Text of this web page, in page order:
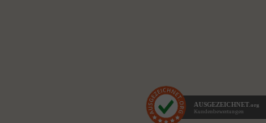
AUSGEZEICHNET .org
Kundenbewertungen